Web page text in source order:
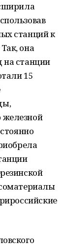
станций к
она
на станции
15